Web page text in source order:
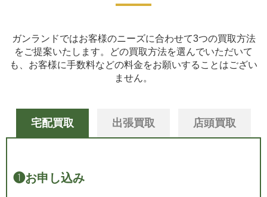
ガンランドではお客様のニーズに合わせて3つの買取方法
をご提案いたします。
どの買取方法を選んでいただいて
も、お客様に手数料などの料金をお願いすることはござい
ません。
宅配買取 出張買取 店頭買取
❶お申し込み